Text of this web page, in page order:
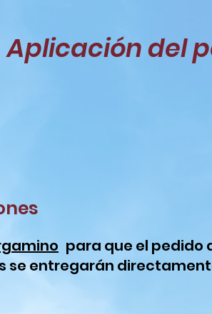
Aplicación del
para que el pedido
se entregarán